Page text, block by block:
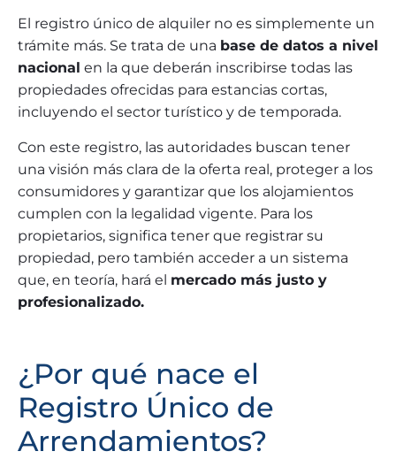
El registro único de alquiler no es simplemente un
trámite más. Se trata de una base de datos a nivel
nacional en la que deberán inscribirse todas las
propiedades ofrecidas para estancias cortas,
incluyendo el sector turístico y de temporada.
Con este registro, las autoridades buscan tener
una visión más clara de la oferta real, proteger a los
consumidores y garantizar que los alojamientos
cumplen con la legalidad vigente. Para los
propietarios, significa tener que registrar su
propiedad, pero también acceder a un sistema
que, en teoría, hará el mercado más justo y
profesionalizado.
¿Por qué nace el
Registro Único de
Arrendamientos?